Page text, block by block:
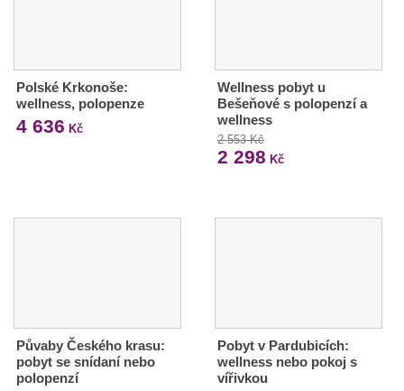
Polské Krkonoše:
wellness, polopenze
4 636 Kč
Wellness pobyt u
Bešeňové s polopenzí a
wellness
2 553 Kč
2 298 Kč
Půvaby Českého krasu:
pobyt se snídaní nebo
polopenzí
Pobyt v Pardubicích:
wellness nebo pokoj s
vířivkou